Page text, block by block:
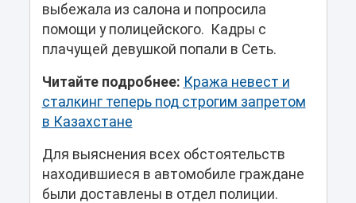
выбежала из салона и попросила
помощи у полицейского. Кадры с
плачущей девушкой попали в Сеть.
Читайте подробнее: Кража невест и
сталкинг теперь под строгим запретом
в Казахстане
Для выяснения всех обстоятельств
находившиеся в автомобиле граждане
были доставлены в отдел полиции.